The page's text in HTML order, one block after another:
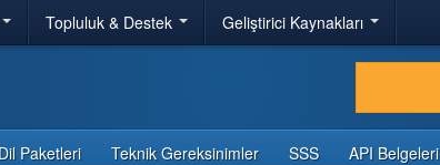
Topluluk & Destek Geliştirici Kaynakları
Dil Paketleri Teknik Gereksinimler SSS API Belgeleri